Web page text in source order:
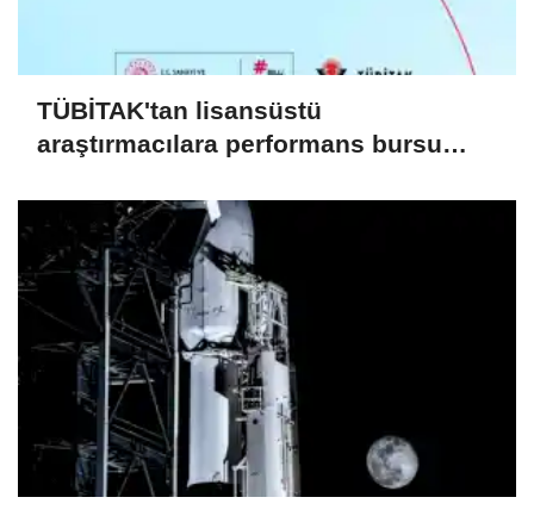
TÜBİTAK'tan lisansüstü
araştırmacılara performans bursu